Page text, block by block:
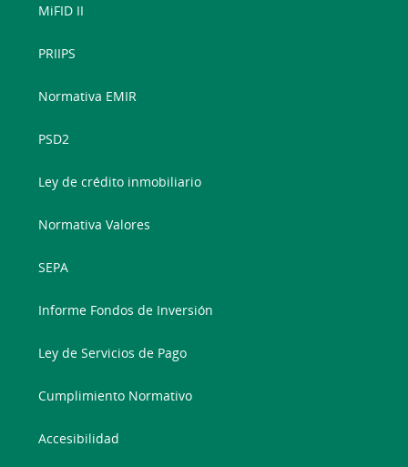
MiFID II
PRIIPS
Normativa EMIR
PSD2
Ley de crédito inmobiliario
Normativa Valores
SEPA
Informe Fondos de Inversión
Ley de Servicios de Pago
Cumplimiento Normativo
Accesibilidad